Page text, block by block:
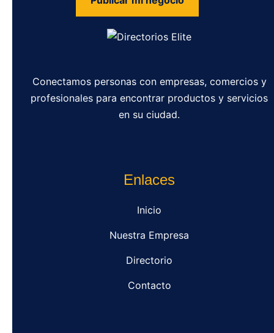
Conectamos personas con empresas, comercios y
profesionales para encontrar productos y servicios
en su ciudad.
Enlaces
Inicio
Nuestra Empresa
Directorio
Contacto